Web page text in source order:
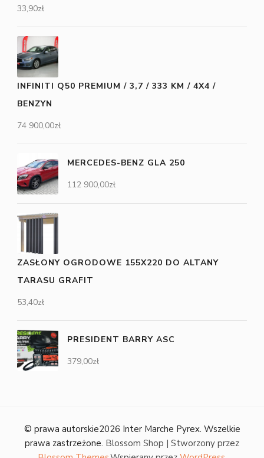
33,90zł
INFINITI Q50 PREMIUM / 3,7 / 333 KM / 4X4 /
BENZYN
74 900,00zł
MERCEDES-BENZ GLA 250
112 900,00zł
ZASŁONY OGRODOWE 155X220 DO ALTANY
TARASU GRAFIT
53,40zł
PRESIDENT BARRY ASC
379,00zł
© prawa autorskie2026 Inter Marche Pyrex. Wszelkie
prawa zastrzeżone. Blossom Shop | Stworzony przez